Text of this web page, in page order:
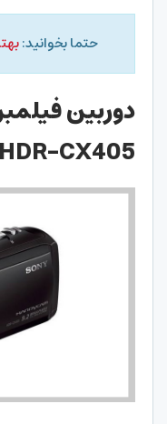
حتما بخوانید:
دوربین
HDR-CX405